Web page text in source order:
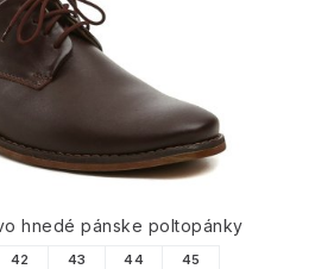
hnedé pánske poltopánky
42 43 44 45